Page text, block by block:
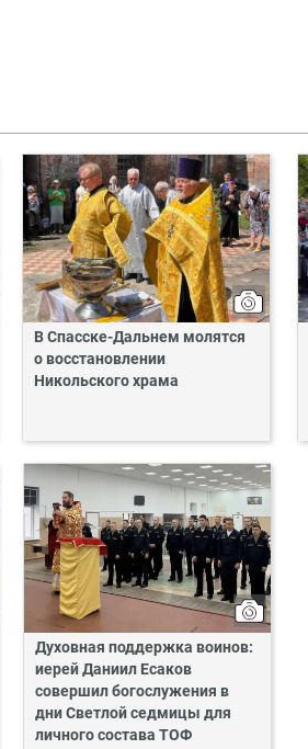
В Спасске-Дальнем молятся
о восстановлении
Никольского храма
Духовная поддержка воинов:
иерей Даниил Есаков
совершил богослужения в
дни Светлой седмицы для
личного состава ТОФ